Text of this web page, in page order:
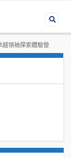
越領袖探索體驗營